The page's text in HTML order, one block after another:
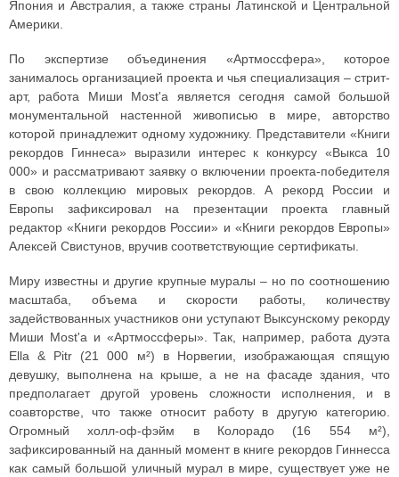
Япония и Австралия, а также страны Латинской и Центральной
Америки.
По экспертизе объединения «Артмоссфера», которое
занималось организацией проекта и чья специализация – стрит-
арт, работа Миши Most'a является сегодня самой большой
монументальной настенной живописью в мире, авторство
которой принадлежит одному художнику. Представители «Книги
рекордов Гиннеса» выразили интерес к конкурсу «Выкса 10
000» и рассматривают заявку о включении проекта-победителя
в свою коллекцию мировых рекордов. А рекорд России и
Европы зафиксировал на презентации проекта главный
редактор «Книги рекордов России» и «Книги рекордов Европы»
Алексей Свистунов, вручив соответствующие сертификаты.
Миру известны и другие крупные муралы – но по соотношению
масштаба, объема и скорости работы, количеству
задействованных участников они уступают Выксунскому рекорду
Миши Most'a и «Артмоссферы». Так, например, работа дуэта
Ella & Pitr (21 000 м²) в Норвегии, изображающая спящую
девушку, выполнена на крыше, а не на фасаде здания, что
предполагает другой уровень сложности исполнения, и в
соавторстве, что также относит работу в другую категорию.
Огромный холл-оф-фэйм в Колорадо (16 554 м²),
зафиксированный на данный момент в книге рекордов Гиннесса
как самый большой уличный мурал в мире, существует уже не